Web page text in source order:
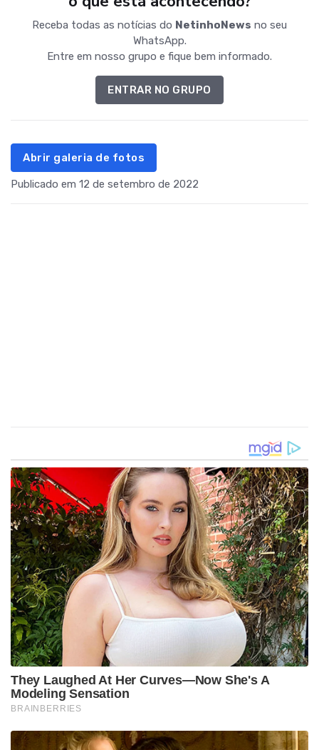
Receba todas as notícias do NetinhoNews no seu
WhatsApp.
Entre em nosso grupo e fique bem informado.
ENTRAR NO GRUPO
Abrir galeria de fotos
Publicado em 12 de setembro de 2022